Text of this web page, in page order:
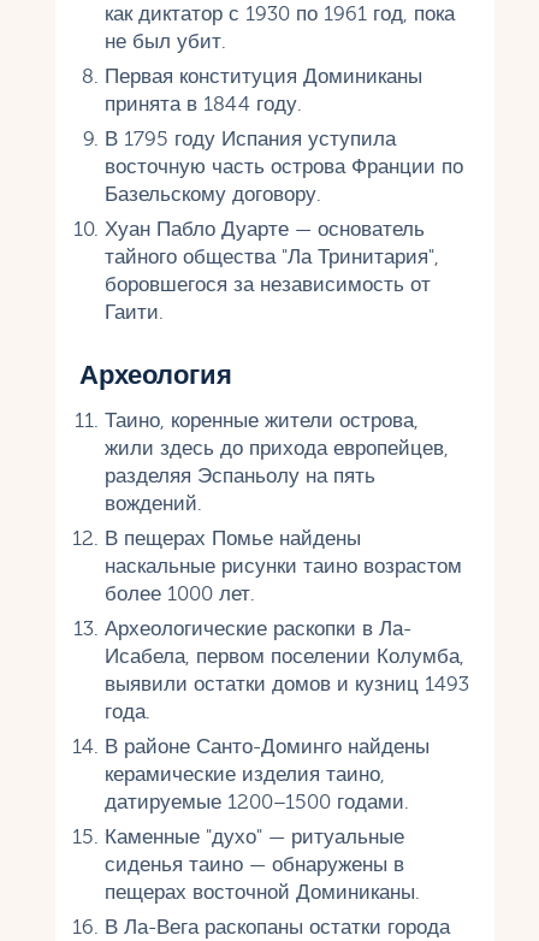
как диктатор с 1930 по 1961 год, пока
не был убит.
Первая конституция Доминиканы
принята в 1844 году.
В 1795 году Испания уступила
восточную часть острова Франции по
Базельскому договору.
Хуан Пабло Дуарте — основатель
тайного общества "Ла Тринитария",
боровшегося за независимость от
Гаити.
Археология
Таино, коренные жители острова,
жили здесь до прихода европейцев,
разделяя Эспаньолу на пять
вождений.
В пещерах Помье найдены
наскальные рисунки таино возрастом
более 1000 лет.
Археологические раскопки в Ла-
Исабела, первом поселении Колумба,
выявили остатки домов и кузниц 1493
года.
В районе Санто-Доминго найдены
керамические изделия таино,
датируемые 1200–1500 годами.
Каменные "духо" — ритуальные
сиденья таино — обнаружены в
пещерах восточной Доминиканы.
В Ла-Вега раскопаны остатки города